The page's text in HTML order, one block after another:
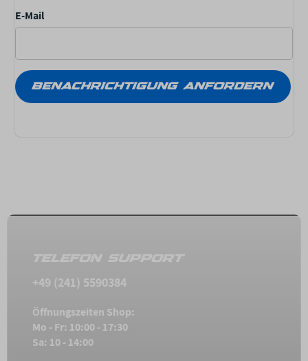
E-Mail
BENACHRICHTIGUNG ANFORDERN
TELEFON SUPPORT
+49 (241) 5590384
Öffnungszeiten Shop:
Mo - Fr: 10:00 - 17:30
Sa: 10 - 14:00